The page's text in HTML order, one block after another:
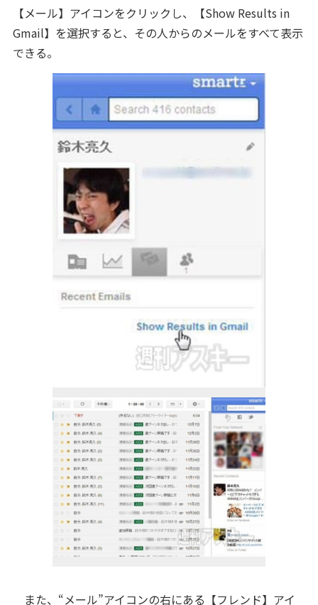
【メール】アイコンをクリックし、【Show Results in
Gmail】を選択すると、その人からのメールをすべて表示
できる。
また、“メール”アイコンの右にある【フレンド】アイ